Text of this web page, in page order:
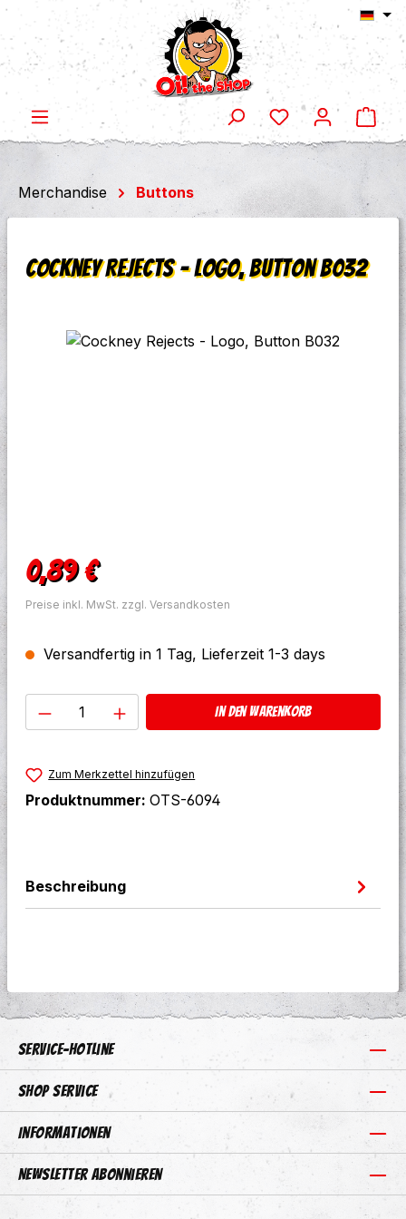
Zum Hauptinhalt springen
Merchandise Buttons
Cockney Rejects - Logo, Button B032
Bildergalerie überspringen
Regulärer Preis:
0,89 €
Preise inkl. MwSt. zzgl. Versandkosten
Versandfertig in 1 Tag, Lieferzeit 1-3 days
Produkt Anzahl: Gib den
In den Warenkorb
Zum Merkzettel hinzufügen
Produktnummer: OTS-6094
Beschreibung
Service-Hotline
Shop Service
Informationen
Newsletter abonnieren